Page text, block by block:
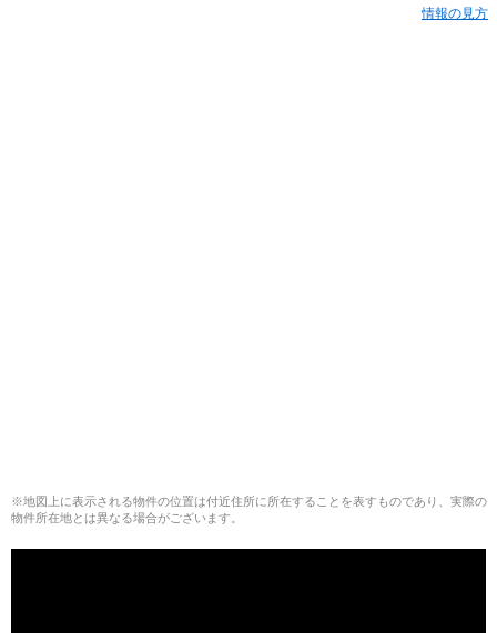
情報の見方
※地図上に表示される物件の位置は付近住所に所在することを表すものであり、実際の
物件所在地とは異なる場合がございます。